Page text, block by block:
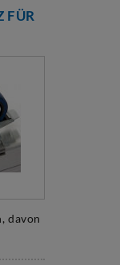
FÜR
davon